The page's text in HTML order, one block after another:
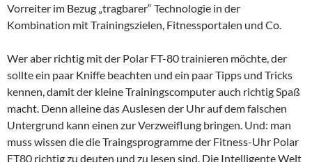
Vorreiter im Bezug „tragbarer“ Technologie in der
Kombination mit Trainingszielen, Fitnessportalen und Co.
Wer aber richtig mit der Polar FT-80 trainieren möchte, der
sollte ein paar Kniffe beachten und ein paar Tipps und Tricks
kennen, damit der kleine Trainingscomputer auch richtig Spaß
macht. Denn alleine das Auslesen der Uhr auf dem falschen
Untergrund kann einen zur Verzweiflung bringen. Und: man
muss wissen die die Traingsprogramme der Fitness-Uhr Polar
FT80 richtig zu deuten und zu lesen sind. Die Intelligente Welt